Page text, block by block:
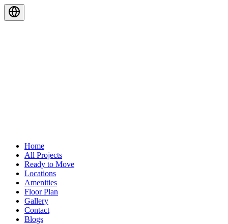
Home
All Projects
Ready to Move
Locations
Amenities
Floor Plan
Gallery
Contact
Blogs